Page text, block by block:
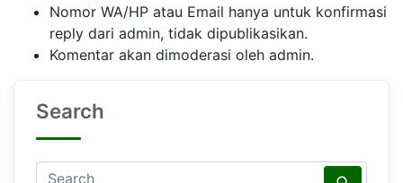
Nomor WA/HP atau Email hanya untuk konfirmasi
reply dari admin, tidak dipublikasikan.
Komentar akan dimoderasi oleh admin.
Search